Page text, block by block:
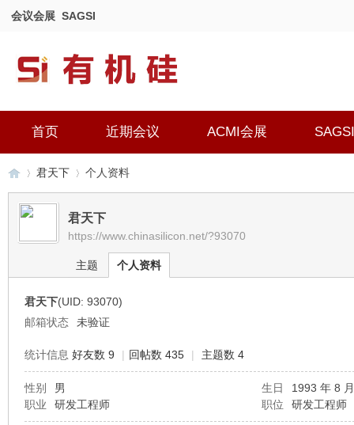
会议会展 SAGSI
首页 近期会议 ACMI会展 SAGSI
有›
君天下
›
个人资料
君天下
https://www.chinasilicon.net/?93070
主题 个人资料
君天下(UID: 93070)
邮箱状态
未验证
统计信息 好友数 9 | 回帖数 435 | 主题数 4
性别 男 生日
1993 年 8
职业
研发工程师 职位 研发工程师